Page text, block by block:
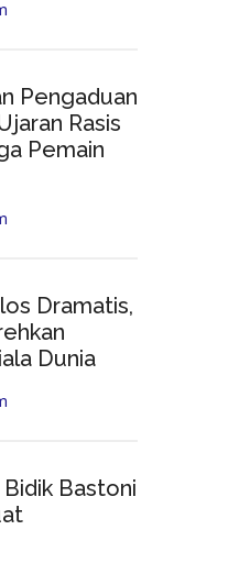
Pengaduan
Rasis
Pemain
Dramatis,
Dunia
Bastoni